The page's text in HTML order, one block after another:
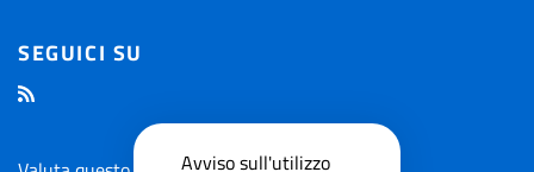
SEGUICI SU
Avviso sull'utilizzo